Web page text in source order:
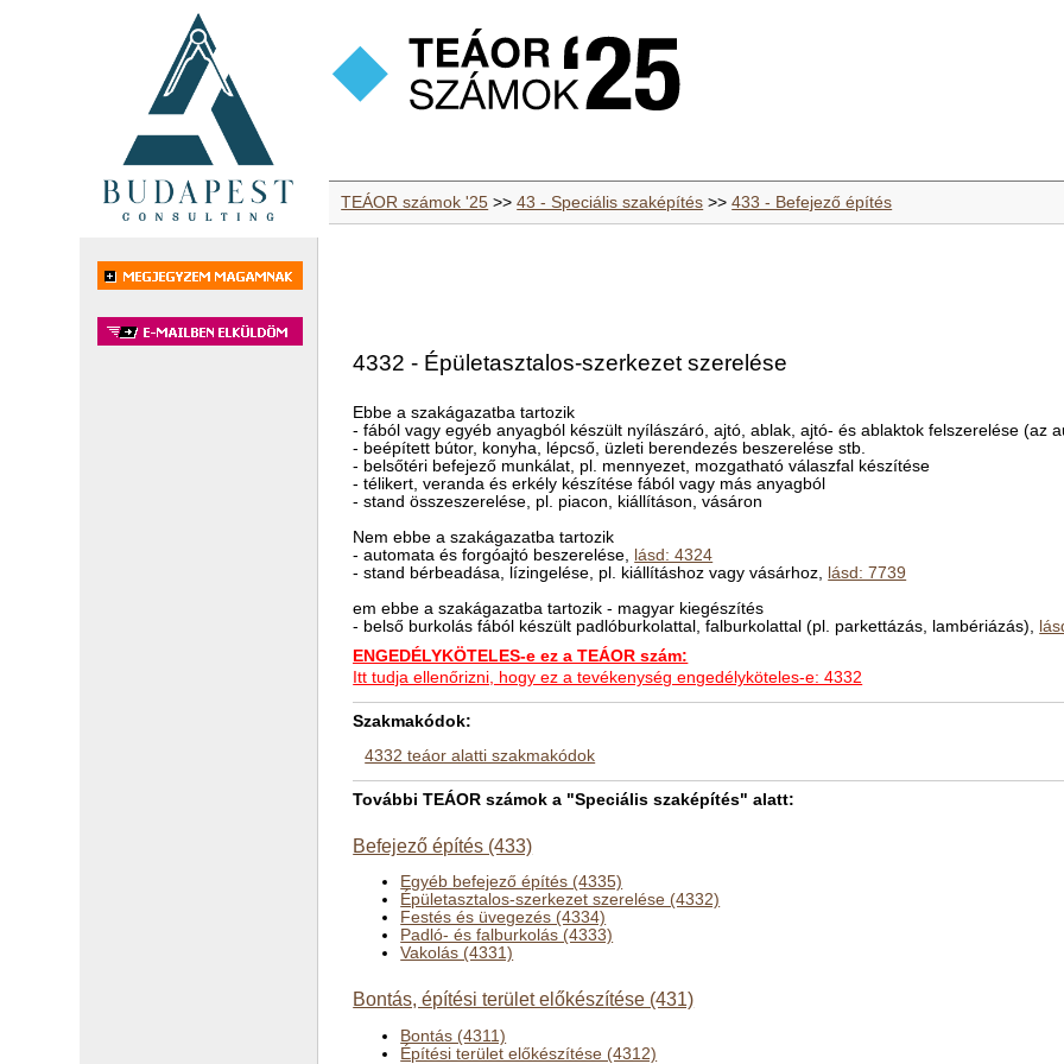
TEÁOR számok '25 >>43 - Speciális szaképítés >>433 - Befejező építés
4332 - Épületasztalos-szerkezet szerelése
Ebbe a szakágazatba tartozik
- fából vagy egyéb anyagból készült nyílászáró, ajtó, ablak, ajtó- és ablaktok felszerelése (az
- beépített bútor, konyha, lépcső, üzleti berendezés beszerelése stb.
- belsőtéri befejező munkálat, pl. mennyezet, mozgatható válaszfal készítése
- télikert, veranda és erkély készítése fából vagy más anyagból
- stand összeszerelése, pl. piacon, kiállításon, vásáron
Nem ebbe a szakágazatba tartozik
- automata és forgóajtó beszerelése, lásd: 4324
- stand bérbeadása, lízingelése, pl. kiállításhoz vagy vásárhoz, lásd: 7739
em ebbe a szakágazatba tartozik - magyar kiegészítés
- belső burkolás fából készült padlóburkolattal, falburkolattal (pl. parkettázás, lambériázás),
ENGEDÉLYKÖTELES-e ez a TEÁOR szám:
Itt tudja ellenőrizni, hogy ez a tevékenység engedélyköteles-e: 4332
Szakmakódok:
4332 teáor alatti szakmakódok
További TEÁOR számok a "Speciális szaképítés" alatt:
Befejező építés (433)
Egyéb befejező építés (4335)
Épületasztalos-szerkezet szerelése (4332)
Festés és üvegezés (4334)
Padló- és falburkolás (4333)
Vakolás (4331)
Bontás, építési terület előkészítése (431)
Bontás (4311)
Építési terület előkészítése (4312)